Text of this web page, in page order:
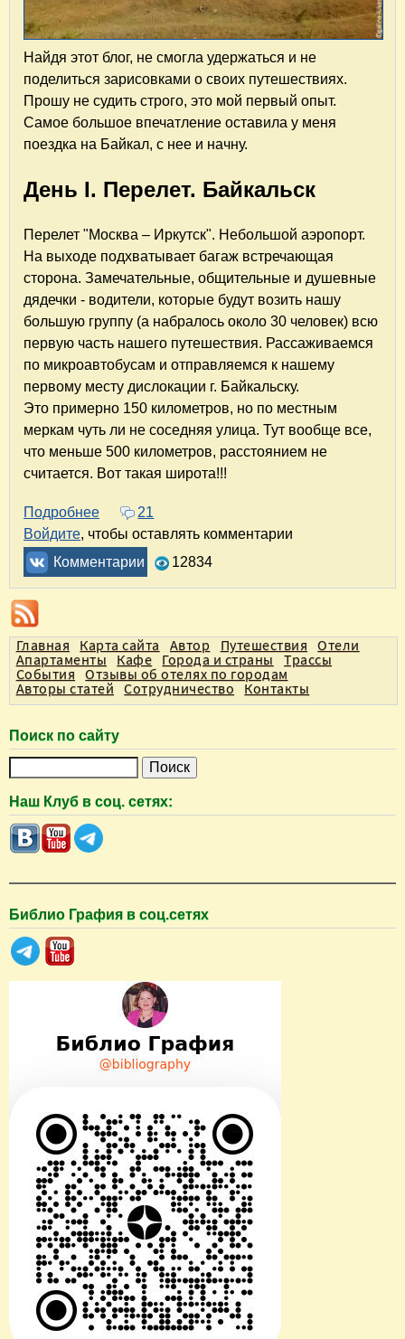
Найдя этот блог, не смогла удержаться и не
поделиться зарисовками о своих путешествиях.
Прошу не судить строго, это мой первый опыт.
Самое большое впечатление оставила у меня
поездка на Байкал, с нее и начну.
День I. Перелет. Байкальск
Перелет "Москва – Иркутск". Небольшой аэропорт.
На выходе подхватывает багаж встречающая
сторона. Замечательные, общительные и душевные
дядечки - водители, которые будут возить нашу
большую группу (а набралось около 30 человек) всю
первую часть нашего путешествия. Рассаживаемся
по микроавтобусам и отправляемся к нашему
первому месту дислокации г. Байкальску.
Это примерно 150 километров, но по местным
меркам чуть ли не соседняя улица. Тут вообще все,
что меньше 500 километров, расстоянием не
считается. Вот такая широта!!!
Подробнее о Путешествие на Байкал. Ничего
21
Войдите, чтобы оставлять комментарии
Комментарии
12834
Главная Карта сайта Автор Путешествия
Отели
Апартаменты Кафе Города и страны Трассы
События Отзывы об отелях по городам
Авторы статей Сотрудничество Контакты
Поиск по сайту
и
с
к
Наш Клуб в соц. сетях:
Библио Графия в соц.сетях